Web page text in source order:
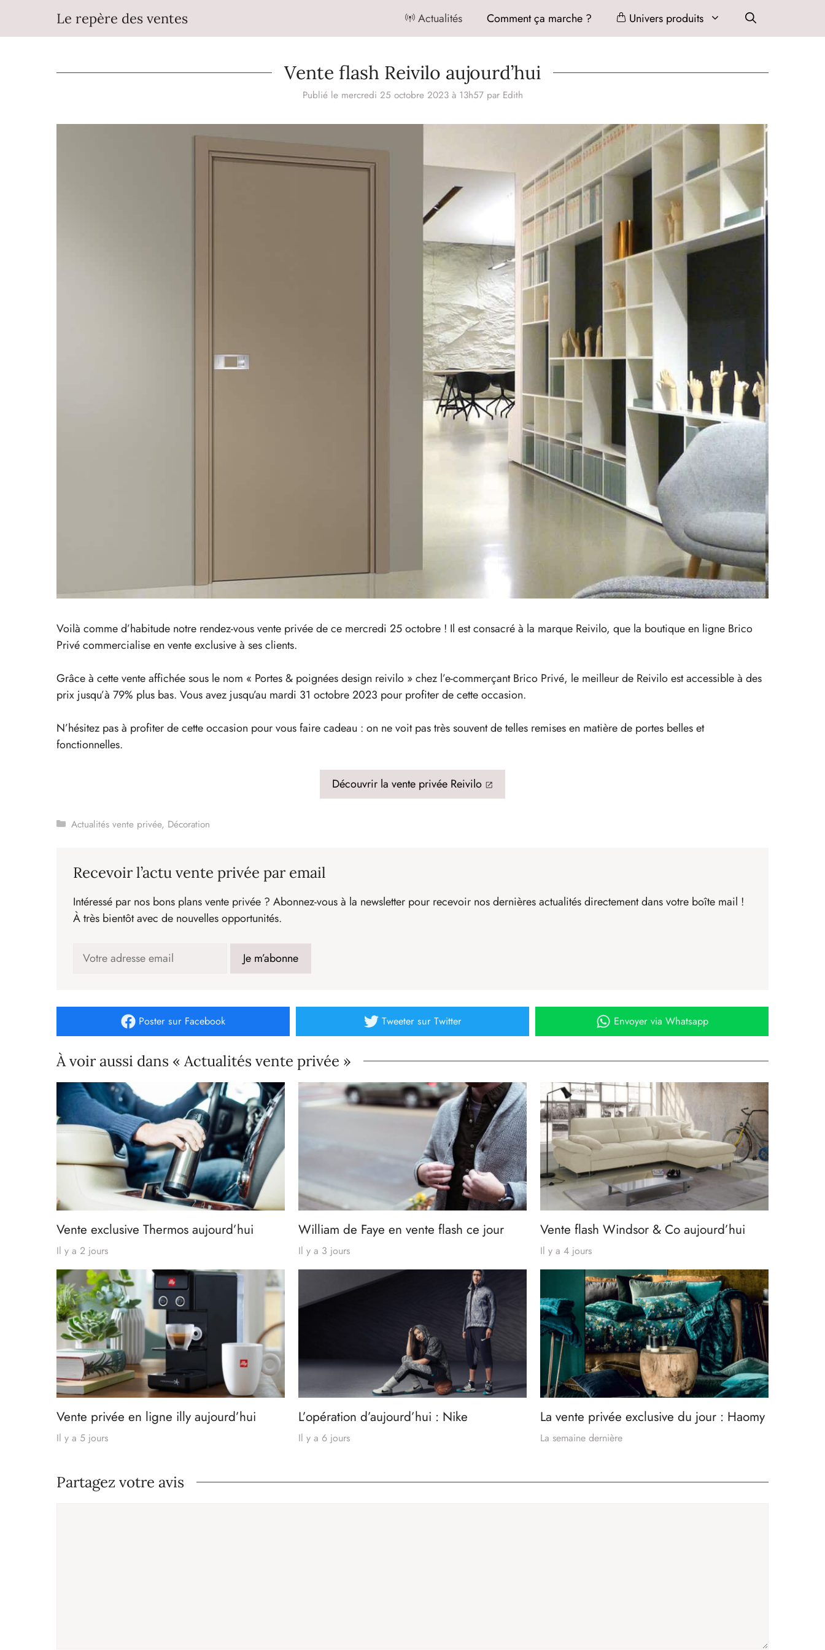
contenu
Le repère des ventes Actualités Comment ça marche ? Univers produits
Vente flash Reivilo aujourd’hui
Publié le mercredi 25 octobre 2023 à 13h57 par Edith
Voilà comme d’habitude notre rendez-vous vente privée de ce mercredi 25 octobre ! Il est consacré à la marque Reivilo, que la boutique en ligne Brico
Privé commercialise en vente exclusive à ses clients.
Grâce à cette vente affichée sous le nom « Portes & poignées design reivilo » chez l’e-commerçant Brico Privé, le meilleur de Reivilo est accessible à des
prix jusqu’à 79% plus bas. Vous avez jusqu’au mardi 31 octobre 2023 pour profiter de cette occasion.
N’hésitez pas à profiter de cette occasion pour vous faire cadeau : on ne voit pas très souvent de telles remises en matière de portes belles et
fonctionnelles.
Découvrir la vente privée Reivilo
Catégories
Actualités vente privée, Décoration
Recevoir l’actu vente privée par email
Intéressé par nos bons plans vente privée ? Abonnez-vous à la newsletter pour recevoir nos dernières actualités directement dans votre boîte mail !
À très bientôt avec de nouvelles opportunités.
Poster sur Facebook Tweetersur Twitter Envoyervia Whatsapp
À voir aussi dans « Actualités vente privée »
Vente exclusive Thermos aujourd’hui
Il y a 2 jours
William de Faye en vente flash ce jour
Il y a 3 jours
Vente flash Windsor & Co aujourd’hui
Il y a 4 jours
Vente privée en ligne illy aujourd’hui
Il y a 5 jours
L’opération d’aujourd’hui : Nike
Il y a 6 jours
La vente privée exclusive du jour : Haomy
La semaine dernière
Partagez votre avis